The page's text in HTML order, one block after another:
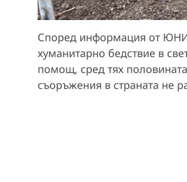
Според информация от
хуманитарно бедствие в
помощ, сред тях
съоръжения в страната не